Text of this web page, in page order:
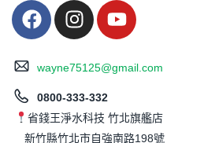
wayne75125@gmail.com
0800-333-332
省錢王淨水科技 竹北旗艦店
新竹縣竹北市自強南路198號